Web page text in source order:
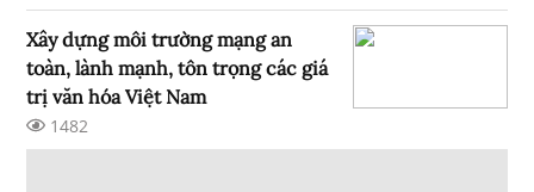
quản lý, cung cấp, sử dụng dịch vụ
Internet và thông tin trên mạng
Xây dựng môi trường mạng an
toàn, lành mạnh, tôn trọng các giá
trị văn hóa Việt Nam
1482